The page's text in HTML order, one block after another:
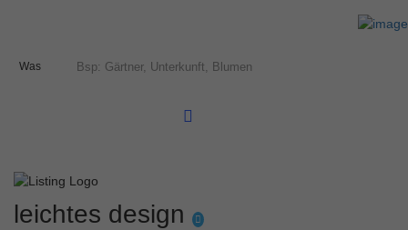
Was
leichtes design